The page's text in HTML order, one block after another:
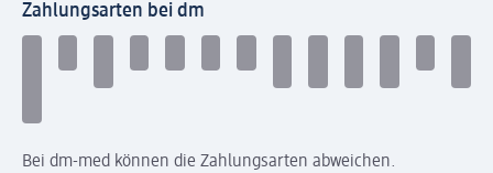
Zahlungsarten bei dm
Bei dm-med können die Zahlungsarten abweichen.